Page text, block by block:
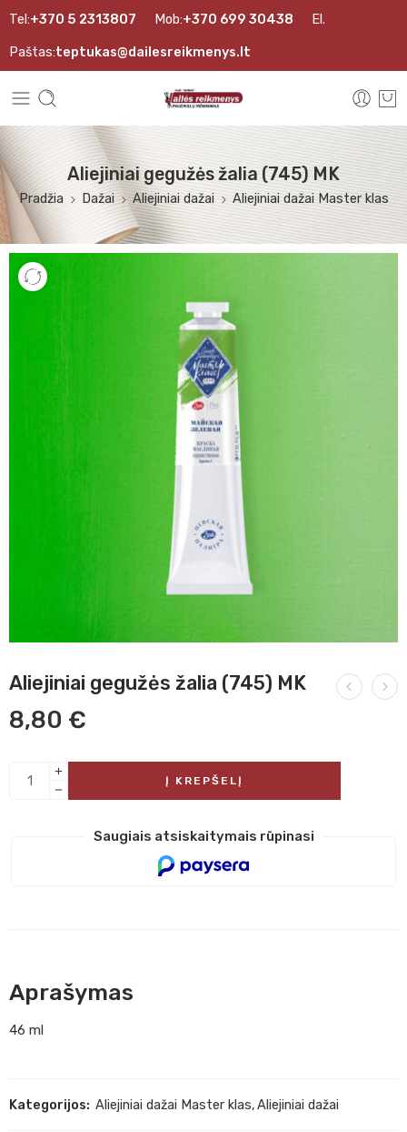
Tel:+370 5 2313807 Mob:+370 699 30438 El.
Paštas:teptukas@dailesreikmenys.lt
Aliejiniai gegužės žalia (745) MK
Pradžia Dažai Aliejiniai dažai Aliejiniai dažai Master klas
Aliejiniai gegužės žalia (745) MK
8,80 €
Į KREPŠELĮ
Saugiais atsiskaitymais rūpinasi
Aprašymas
46 ml
Kategorijos: Aliejiniai dažai Master klas,Aliejiniai dažai